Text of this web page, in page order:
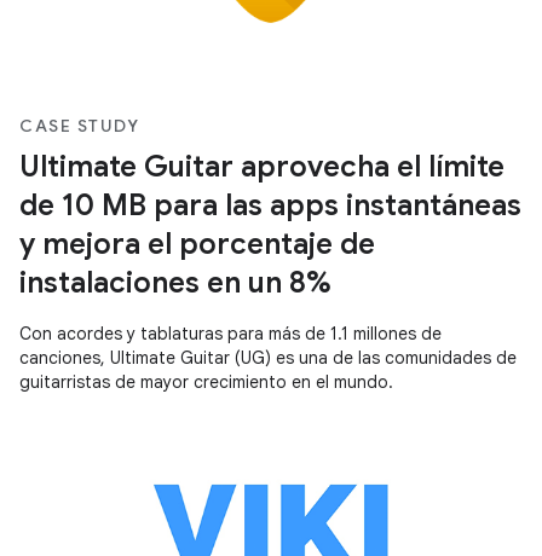
CASE STUDY
Ultimate Guitar aprovecha el límite
de 10 MB para las apps instantáneas
y mejora el porcentaje de
instalaciones en un 8%
Con acordes y tablaturas para más de 1.1 millones de
canciones, Ultimate Guitar (UG) es una de las comunidades de
guitarristas de mayor crecimiento en el mundo.